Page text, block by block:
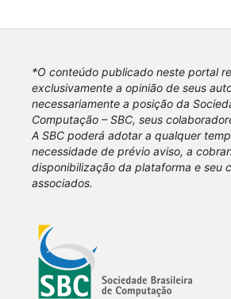
*O conteúdo publicado neste portal
exclusivamente a opinião de seus
necessariamente a posição da
Computação – SBC, seus
A SBC poderá adotar a qualquer
necessidade de prévio aviso, a
disponibilização da plataforma e seu
associados.